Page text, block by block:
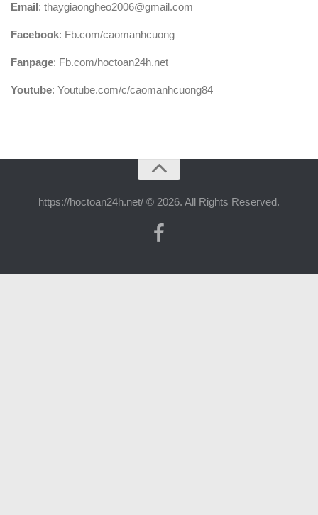
Email: thaygiaongheo2006@gmail.com
Facebook: Fb.com/caomanhcuong
Fanpage: Fb.com/hoctoan24h.net
Youtube: Youtube.com/c/caomanhcuong84
https://hoctoan24h.net/ © 2026. All Rights Reserved.